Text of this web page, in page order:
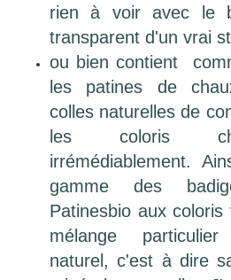
rien à voir avec le
transparent d'un vrai
ou bien contient
les patines de
colles naturelles de
les coloris
irrémédiablement.
gamme des
Patinesbio aux
mélange
naturel, c'est à dire